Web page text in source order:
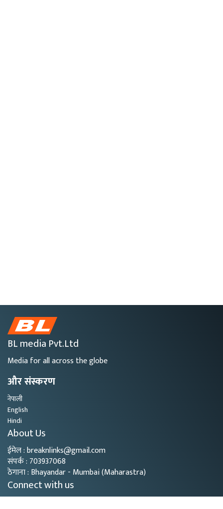
BL media Pvt.Ltd
Media for all across the globe
और संस्करण
नेपाली
English
Hindi
About Us
ईमेल : breaknlinks@gmail.com
संपर्क : 703937068
ठेगाना : Bhayandar - Mumbai (Maharastra)
Connect with us